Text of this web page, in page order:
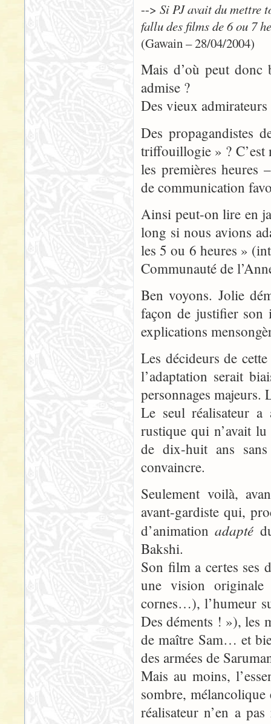
--> Si PJ avait du mettre
fallu des films de 6 ou 7
(Gawain – 28/04/2004)
Mais d’où peut donc
admise ?
Des vieux
Des propagandistes
triffouillogie » ? C’est
les premières heures
de communication
Ainsi peut-on lire en
long si nous avions
les 5 ou 6 heures »
Communauté de
Ben voyons. Jolie
façon de justifier son
explications
Les décideurs de
l’adaptation serait
personnages majeurs.
Le seul réalisateur
rustique qui n’avait
de dix-huit ans
convaincre.
Seulement voilà,
avant-gardiste qui,
d’animationadapté
Bakshi.
Son film a certes ses
une vision
cornes…), l’humeur
Des déments ! »), les
de maître Sam… et
des armées de
Mais au moins,
sombre,
réalisateur n’en a